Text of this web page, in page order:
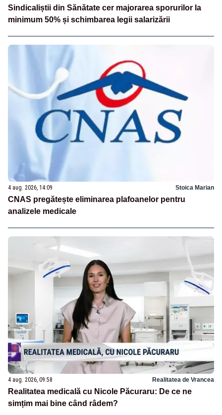
Sindicaliștii din Sănătate cer majorarea sporurilor la
minimum 50% și schimbarea legii salarizării
4 aug. 2026, 14:09 Stoica Marian
CNAS pregătește eliminarea plafoanelor pentru
analizele medicale
4 aug. 2026, 09:58 Realitatea de Vrancea
Realitatea medicală cu Nicole Păcuraru: De ce ne
simțim mai bine când râdem?